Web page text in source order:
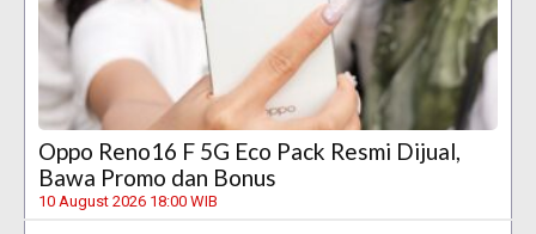
Oppo Reno16 F 5G Eco Pack Resmi Dijual,
Bawa Promo dan Bonus
10 August 2026 18:00 WIB